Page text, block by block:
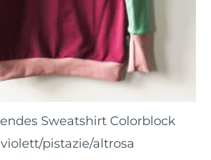
Sweatshirt Colorblock
violett/pistazie/altrosa